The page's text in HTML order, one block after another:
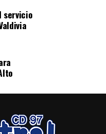
servicio